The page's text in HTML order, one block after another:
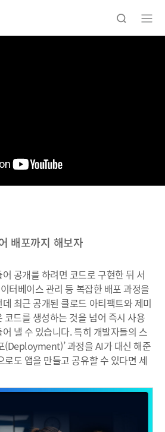
배포까지 해보자
공개를 하려면 코드로 구현한 뒤 서
터베이스 관리 등 복잡한 배포 과정을
최근 공개된 클로드 아티팩트와 제미
코드를 생성하는 것을 넘어 즉시 사용
낼 수 있습니다. 특히 개발자들의 스
(Deployment)’ 과정을 AI가 대신 해준
로도 앱을 만들고 공유할 수 있다면 세